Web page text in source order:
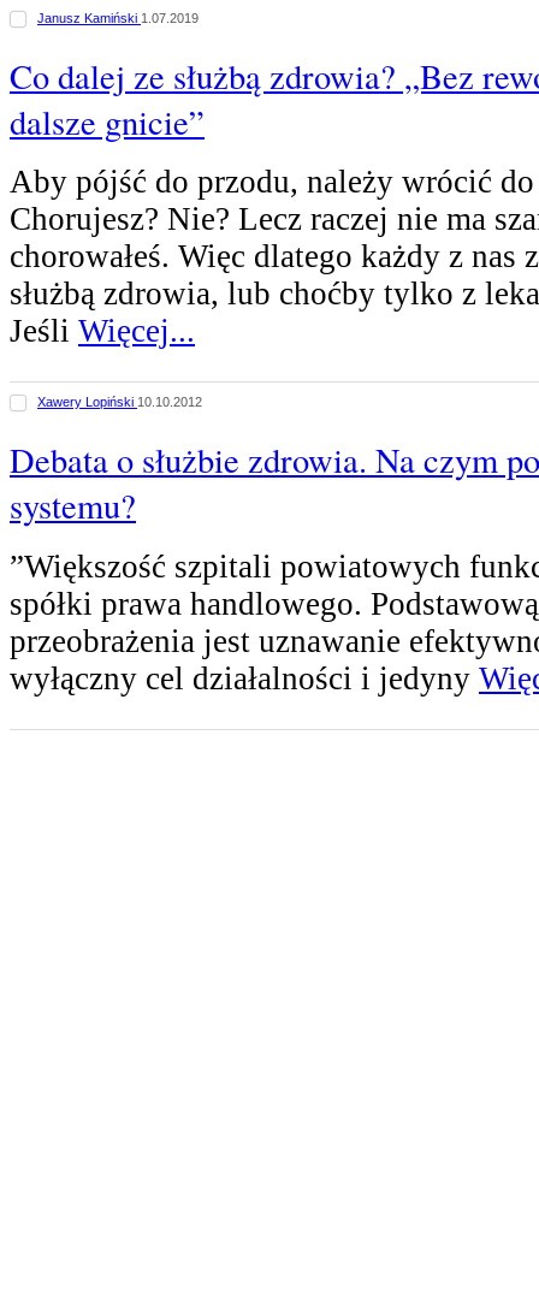
Janusz Kamiński 1.07.2019
Co dalej ze służbą zdrowia? „Bez
dalsze gnicie”
Aby pójść do przodu, należy wrócić
Chorujesz? Nie? Lecz raczej nie ma
chorowałeś. Więc dlatego każdy z nas
służbą zdrowia, lub choćby tylko z
Jeśli Więcej...
Xawery Lopiński 10.10.2012
Debata o służbie zdrowia. Na czym
systemu?
”Większość szpitali powiatowych
spółki prawa handlowego.
przeobrażenia jest uznawanie
wyłączny cel działalności i jedyny